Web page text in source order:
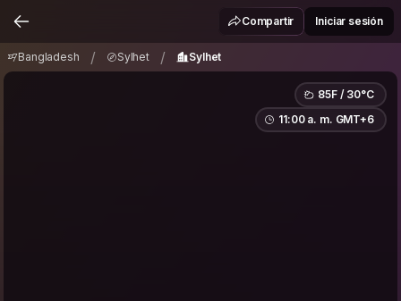
Sylhet
Compartir Iniciar sesión
Bangladesh / Sylhet / Sylhet
85F / 30°C
11:00 a. m. GMT+6